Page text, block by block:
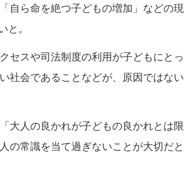
自ら命を絶つ子どもの増加」などの現
。
セスや司法制度の利用が子どもにとっ
社会であることなどが、原因ではない
大人の良かれが子どもの良かれとは限
の常識を当て過ぎないことが大切だと